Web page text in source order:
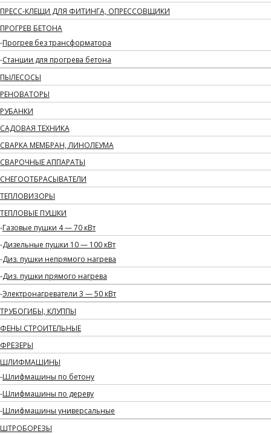
ПРЕСС-КЛЕЩИ ДЛЯ ФИТИНГА, ОПРЕССОВЩИКИ
ПРОГРЕВ БЕТОНА
Прогрев без трансформатора
Станции для прогрева бетона
ПЫЛЕСОСЫ
РЕНОВАТОРЫ
РУБАНКИ
САДОВАЯ ТЕХНИКА
СВАРКА МЕМБРАН, ЛИНОЛЕУМА
СВАРОЧНЫЕ АППАРАТЫ
СНЕГООТБРАСЫВАТЕЛИ
ТЕПЛОВИЗОРЫ
ТЕПЛОВЫЕ ПУШКИ
Газовые пушки 4 — 70 кВт
Дизельные пушки 10 — 100 кВт
Диз. пушки непрямого нагрева
Диз. пушки прямого нагрева
Электронагреватели 3 — 50 кВт
ТРУБОГИБЫ, КЛУППЫ
ФЕНЫ СТРОИТЕЛЬНЫЕ
ФРЕЗЕРЫ
ШЛИФМАШИНЫ
Шлифмашины по бетону
Шлифмашины по дереву
Шлифмашины универсальные
ШТРОБОРЕЗЫ